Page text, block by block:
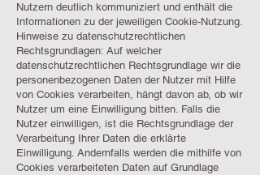
Nutzern deutlich kommuniziert und enthält die
Informationen zu der jeweiligen Cookie-Nutzung.
Hinweise zu datenschutzrechtlichen
Rechtsgrundlagen: Auf welcher
datenschutzrechtlichen Rechtsgrundlage wir die
personenbezogenen Daten der Nutzer mit Hilfe
von Cookies verarbeiten, hängt davon ab, ob wir
Nutzer um eine Einwilligung bitten. Falls die
Nutzer einwilligen, ist die Rechtsgrundlage der
Verarbeitung Ihrer Daten die erklärte
Einwilligung. Andernfalls werden die mithilfe von
Cookies verarbeiteten Daten auf Grundlage